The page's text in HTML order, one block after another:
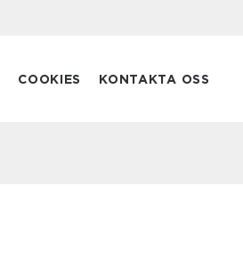
COOKIES KONTAKTA OSS